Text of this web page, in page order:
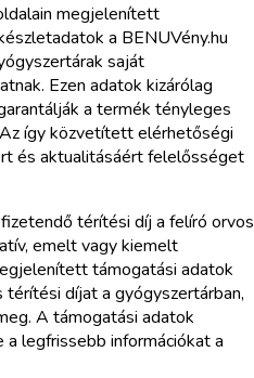
megjelenített
a BENUVény.hu
saját
Ezen adatok kizárólag
a termék tényleges
így közvetített elérhetőségi
és aktualitásáért felelősséget
térítési díj a felíró orvos
emelt vagy kiemelt
támogatási adatok
díjat a gyógyszertárban,
A támogatási adatok
a legfrissebb információkat a